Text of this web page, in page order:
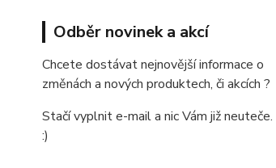
Odběr novinek a akcí
Chcete dostávat nejnovější informace o
změnách a nových produktech, či akcích ?
Stačí vyplnit e-mail a nic Vám již neuteče.
:)